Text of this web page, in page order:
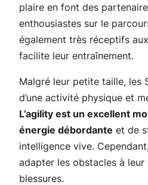
plaire en font des
enthousiastes sur le
également très réceptifs
facilite leur entraînement.
Malgré leur petite taille, les
d’une activité physique et
L’agility est un excellent
énergie débordante et de
intelligence vive.
adapter les obstacles à
blessures.